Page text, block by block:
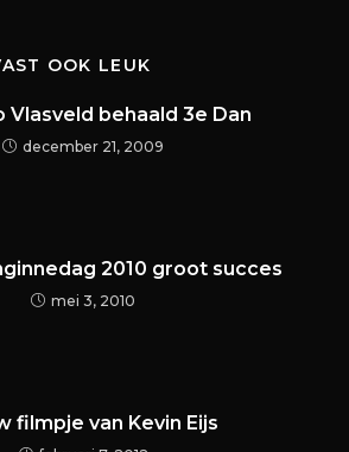
OOK LEUK
Vlasveld behaald 3e Dan
december 21, 2009
2010 groot succes
mei 3, 2010
filmpje van Kevin Eijs